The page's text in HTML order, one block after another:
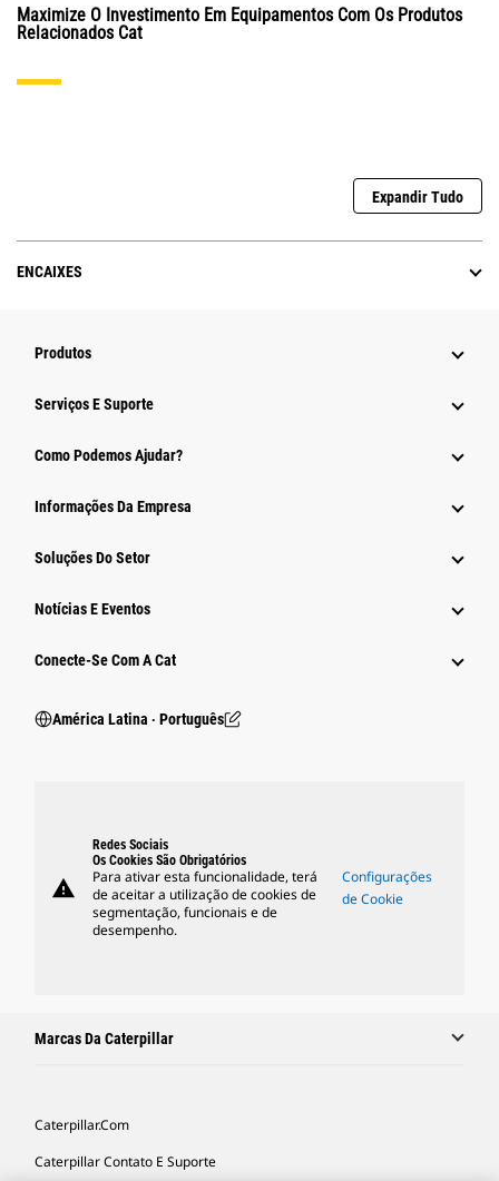
Maximize O Investimento Em Equipamentos Com Os Produtos
Relacionados Cat
Expandir Tudo
ENCAIXES
Produtos
Serviços E Suporte
Como Podemos Ajudar?
Informações Da Empresa
Soluções Do Setor
Notícias E Eventos
Conecte-Se Com A Cat
América Latina ‧ Português
warning
Redes Sociais
Os Cookies São Obrigatórios
Para ativar esta funcionalidade, terá
de aceitar a utilização de cookies de
segmentação, funcionais e de
desempenho.
Configurações
de Cookie
Marcas Da Caterpillar
Caterpillar.com
Caterpillar Contato E Suporte